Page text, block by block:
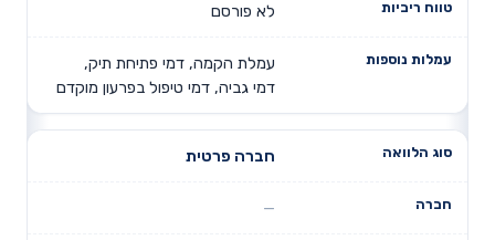
לא פורסם
עמלת הקמה, דמי פתיחת תיק,
דמי גביה, דמי טיפול בפרעון מוקדם
חברה פרטית